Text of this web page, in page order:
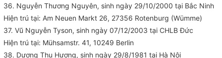
36. Nguyễn Thương Nguyên, sinh ngày 29/10/2000 tại Bắc Ninh
Hiện trú tại: Am Neuen Markt 26, 27356 Rotenburg (Wümme)
37. Vũ Nguyễn Tyson, sinh ngày 07/12/2003 tại CHLB Đức
Hiện trú tại: Mühsamstr. 41, 10249 Berlin
38. Dương Thu Hương, sinh ngày 29/8/1981 tại Hà Nội